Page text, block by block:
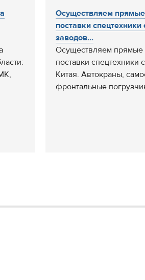
Осуществляем прямые
поставки спецтехники
заводов...
Осуществляем прямые
поставки спецтехники
Китая. Автокраны,
фронтальные